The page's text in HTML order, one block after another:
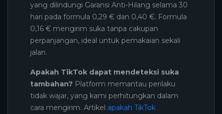
yang dilindungi Garansi Anti-Hilang selama 30
hari pada formula 0,29 € dan 0,40 €. Formula
0,16 € mengirim suka tanpa cakupan
perpanjangan, ideal untuk pemakaian sekali
jalan.
Apakah TikTok dapat mendeteksi suka
tambahan? Platform memantau perilaku
tidak wajar, yang kami perhitungkan dalam
cara mengirim. Artikel apakah TikTok